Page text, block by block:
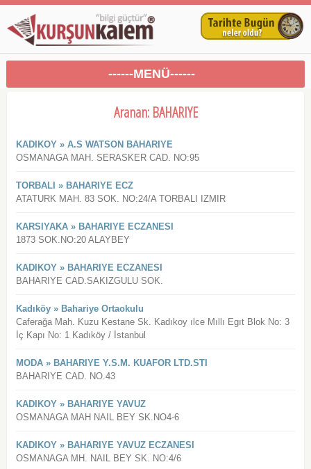
------MENÜ------
Aranan: BAHARIYE
KADIKOY » A.S WATSON BAHARIYE
OSMANAGA MAH. SERASKER CAD. NO:95
TORBALI » BAHARIYE ECZ
ATATURK MAH. 83 SOK. NO:24/A TORBALI IZMIR
KARSIYAKA » BAHARIYE ECZANESI
1873 SOK.NO:20 ALAYBEY
KADIKOY » BAHARIYE ECZANESI
BAHARIYE CAD.SAKIZGULU SOK.
Kadıköy » Bahariye Ortaokulu
Caferağa Mah. Kuzu Kestane Sk. Kadıkoy ılce Mıllı Egıt Blok No: 3
İç Kapı No: 1 Kadıköy / İstanbul
MODA » BAHARIYE Y.S.M. KUAFOR LTD.STI
BAHARIYE CAD. NO.43
KADIKOY » BAHARIYE YAVUZ
OSMANAGA MAH NAIL BEY SK.NO4-6
KADIKOY » BAHARIYE YAVUZ ECZANESI
OSMANAGA MH. NAIL BEY SK. NO:4/6